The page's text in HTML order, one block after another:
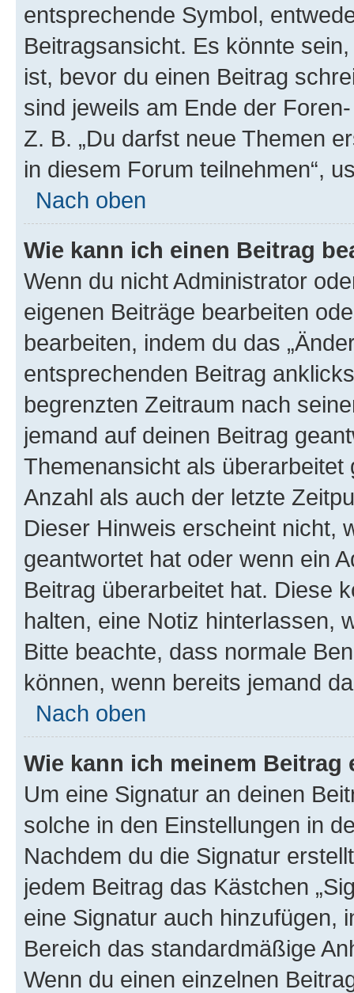
entsprechende Symbol,
Beitragsansicht. Es könnte
ist, bevor du einen Beitrag
sind jeweils am Ende der
Z. B. „Du darfst neue Themen
in diesem Forum teilnehmen“,
Nach oben
Wie kann ich einen Beitrag
Wenn du nicht Administrator
eigenen Beiträge bearbeiten
bearbeiten, indem du das
entsprechenden Beitrag
begrenzten Zeitraum nach
jemand auf deinen Beitrag
Themenansicht als
Anzahl als auch der letzte
Dieser Hinweis erscheint nicht,
geantwortet hat oder wenn ein
Beitrag überarbeitet hat. Diese
halten, eine Notiz hinterlassen,
Bitte beachte, dass normale
können, wenn bereits jemand
Nach oben
Wie kann ich meinem
Um eine Signatur an deinen
solche in den Einstellungen in
Nachdem du die Signatur
jedem Beitrag das Kästchen
eine Signatur auch hinzufügen,
Bereich das standardmäßige
Wenn du einen einzelnen